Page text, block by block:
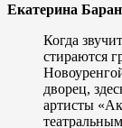
Екатерина
Когда
стираются
дворец,
артисты